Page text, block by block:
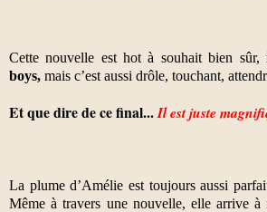
Cette nouvelle est hot à souhait bien sûr,
boys, mais c’est aussi drôle, touchant,
Et que dire de ce final...Il est juste
La plume d’Amélie est toujours aussi
Même à travers une nouvelle, elle arrive à